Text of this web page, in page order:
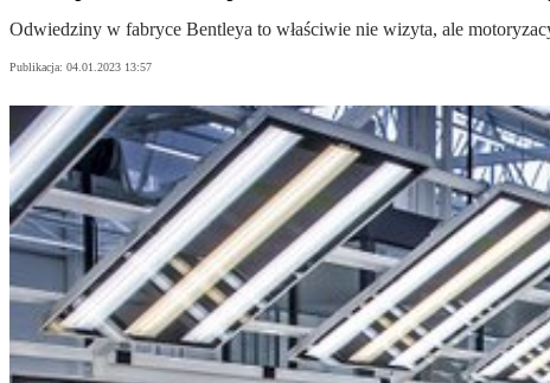
Odwiedziny w fabryce Bentleya to właściwie nie wizyta, ale
Publikacja: 04.01.2023 13:57